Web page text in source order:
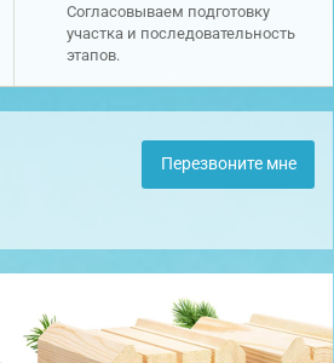
Согласовываем подготовку
участка и последовательность
этапов.
Перезвоните мне